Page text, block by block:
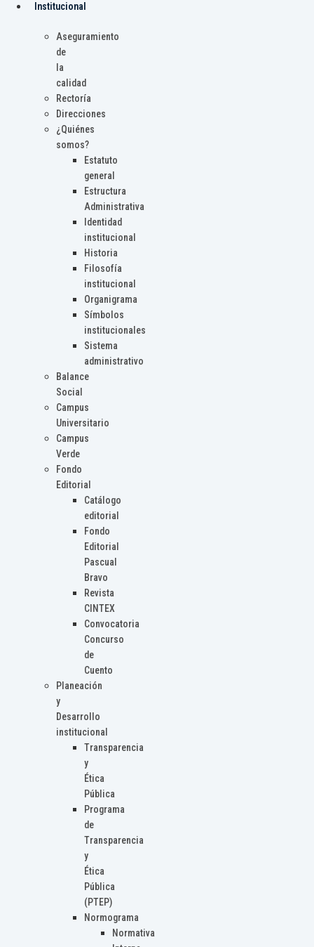
Institucional
Aseguramiento
de
la
calidad
Rectoría
Direcciones
¿Quiénes
somos?
Estatuto
general
Estructura
Administrativa
Identidad
institucional
Historia
Filosofía
institucional
Organigrama
Símbolos
institucionales
Sistema
administrativo
Balance
Social
Campus
Universitario
Campus
Verde
Fondo
Editorial
Catálogo
editorial
Fondo
Editorial
Pascual
Bravo
Revista
CINTEX
Convocatoria
Concurso
de
Cuento
Planeación
y
Desarrollo
institucional
Transparencia
y
Ética
Pública
Programa
de
Transparencia
y
Ética
Pública
(PTEP)
Normograma
Normativa